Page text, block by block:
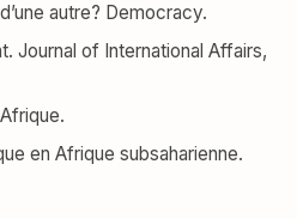
autre? Democracy.
Journal of International Affairs,
en Afrique subsaharienne.